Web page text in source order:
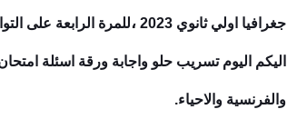
جغرافيا اولي ثانوي 2023 ،للمرة الرابعة على
اليكم اليوم تسريب حلو واجابة ورقة اسئلة امتحان مادة الجغرافيا سنة 1
والفرنسية والاحياء.